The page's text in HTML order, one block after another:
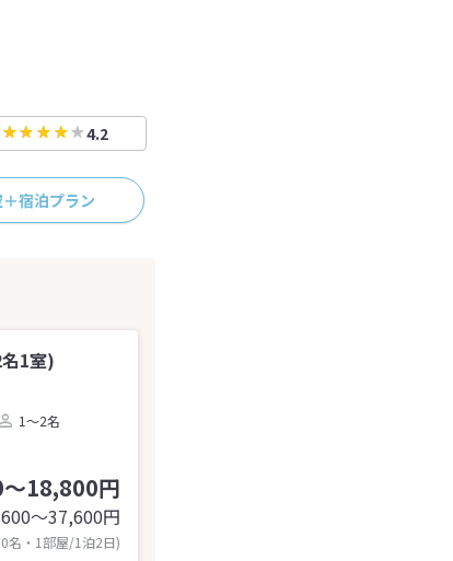
4.2
宿泊プラン
1室)
1～2名
18,800円
〜37,600円
名・1部屋/1泊2日)